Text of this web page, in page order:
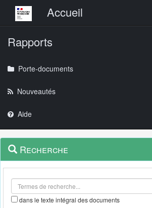
Menu principalAccueil
Rapports
Porte-documents
Nouveautés
Aide
Navigation
outils
Menu
contextuel
Recherche
dans le texte intégral des documents